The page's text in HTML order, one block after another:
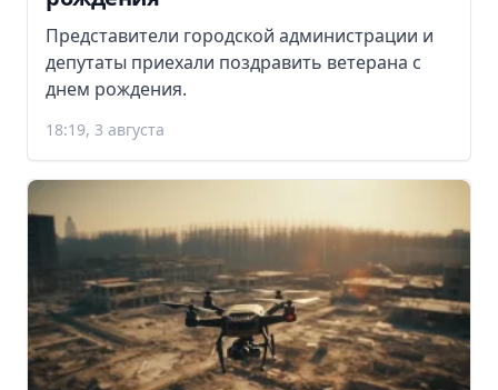
Представители городской администрации и
депутаты приехали поздравить ветерана с
днем рождения.
18:19, 3 августа